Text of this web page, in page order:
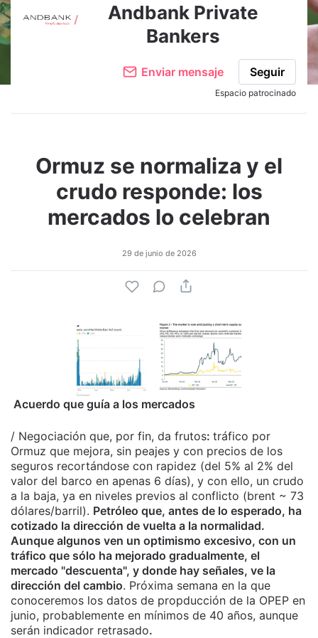
Andbank Private
Bankers
Enviar mensaje Seguir
Espacio patrocinado
Ormuz se normaliza y el
crudo responde: los
mercados lo celebran
29 de junio de 2026
Acuerdo que guía a los mercados
/ Negociación que, por fin, da frutos: tráfico por
Ormuz que mejora, sin peajes y con precios de los
seguros recortándose con rapidez (del 5% al 2% del
valor del barco en apenas 6 días), y con ello, un crudo
a la baja, ya en niveles previos al conflicto (brent ~ 73
dólares/barril). Petróleo que, antes de lo esperado, ha
cotizado la dirección de vuelta a la normalidad.
Aunque algunos ven un optimismo excesivo, con un
tráfico que sólo ha mejorado gradualmente, el
mercado "descuenta", y donde hay señales, ve la
dirección del cambio. Próxima semana en la que
conoceremos los datos de propducción de la OPEP en
junio, probablemente en mínimos de 40 años, aunque
serán indicador retrasado.